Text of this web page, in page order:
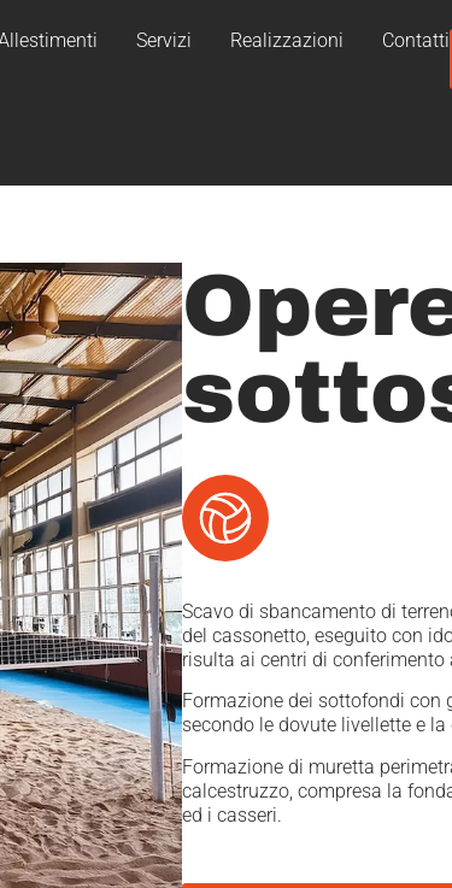
Servizi Realizzazioni Contatti
Scavo di sbancamento di
del cassonetto, eseguito con
risulta ai centri di conferimento
Formazione dei sottofondi con
secondo le dovute livellette e
Formazione di muretta
calcestruzzo, compresa la
ed i casseri.